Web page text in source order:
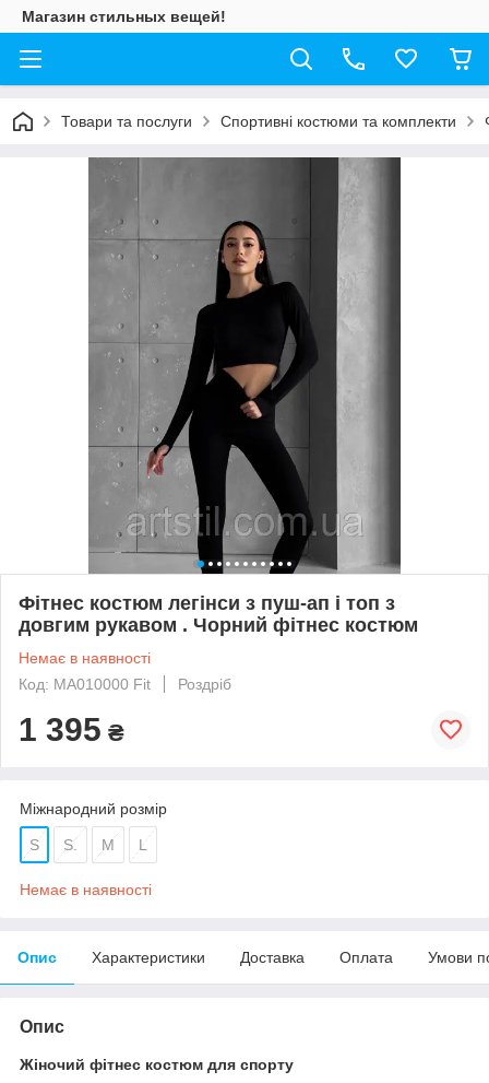
Магазин стильных вещей!
Товари та послуги Спортивні костюми та комплекти
Фітнес костюм легінси з пуш-ап і топ з
довгим рукавом . Чорний фітнес костюм
Немає в наявності
Код: MА010000 Fit
Роздріб
1 395 ₴
Міжнародний розмір
S S. M L
Немає в наявності
Опис Характеристики Доставка Оплата Умови
Опис
Жіночий фітнес костюм для спорту